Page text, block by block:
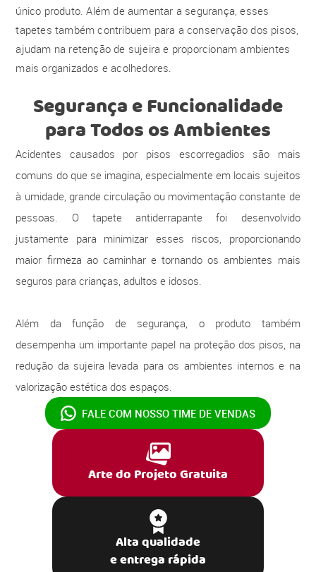
único produto. Além de aumentar a segurança, esses
tapetes também contribuem para a conservação dos pisos,
ajudam na retenção de sujeira e proporcionam ambientes
mais organizados e acolhedores.
Segurança e Funcionalidade
para Todos os Ambientes
Acidentes causados por pisos escorregadios são mais
comuns do que se imagina, especialmente em locais sujeitos
à umidade, grande circulação ou movimentação constante de
pessoas. O tapete antiderrapante foi desenvolvido
justamente para minimizar esses riscos, proporcionando
maior firmeza ao caminhar e tornando os ambientes mais
seguros para crianças, adultos e idosos.
Além da função de segurança, o produto também
desempenha um importante papel na proteção dos pisos, na
redução da sujeira levada para os ambientes internos e na
valorização estética dos espaços.
FALE COM NOSSO TIME DE VENDAS
Arte do Projeto Gratuita
Alta qualidade
e entrega rápida